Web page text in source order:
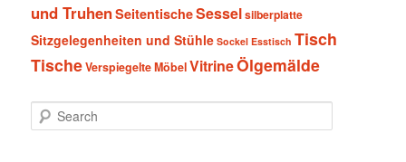
und TruhenSeitentischeSesselsilberplatte
Sitzgelegenheiten und Stühle Sockel Esstisch Tisch
TischeVerspiegelte MöbelVitrineÖlgemälde
e